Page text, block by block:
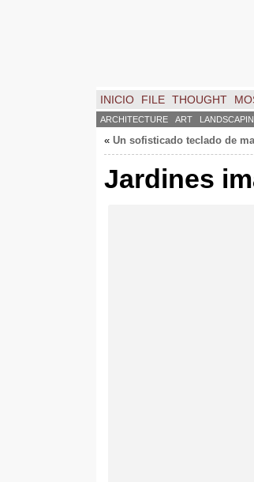
INICIO FILE THOUGHT
ARCHITECTURE ART
« Un sofisticado teclado de
Jardines